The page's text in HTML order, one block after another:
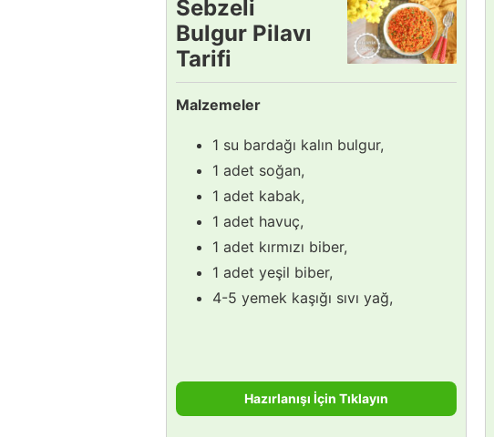
Sebzeli
Bulgur Pilavı
Tarifi
Malzemeler
1 su bardağı kalın bulgur,
1 adet soğan,
1 adet kabak,
1 adet havuç,
1 adet kırmızı biber,
1 adet yeşil biber,
4-5 yemek kaşığı sıvı yağ,
Hazırlanışı İçin Tıklayın